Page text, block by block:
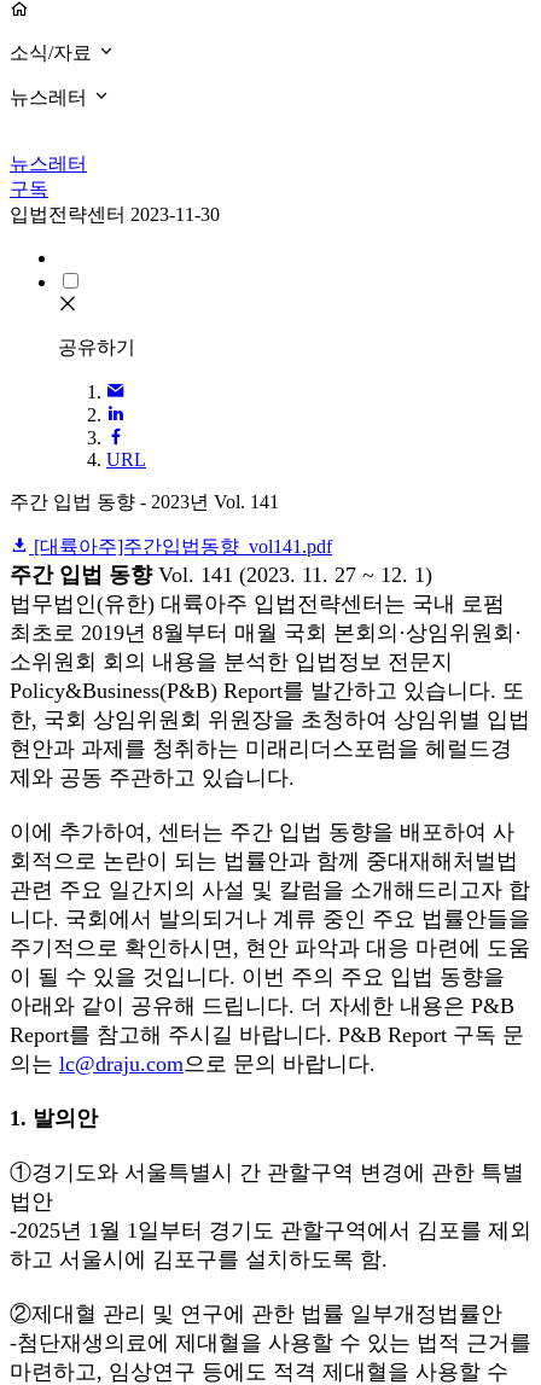
소식/자료
뉴스레터
뉴스레터
구독
입법전략센터 2023-11-30
공유하기
URL
주간 입법 동향 - 2023년 Vol. 141
[대륙아주]주간입법동향_vol141.pdf
주간 입법 동향Vol. 141 (2023. 11. 27 ~ 12. 1)
법무법인(유한) 대륙아주 입법전략센터는 국내 로펌
최초로 2019년 8월부터 매월 국회 본회의·상임위원회·
소위원회 회의 내용을 분석한 입법정보 전문지
Policy&Business(P&B) Report를 발간하고 있습니다. 또
한, 국회 상임위원회 위원장을 초청하여 상임위별 입법
현안과 과제를 청취하는 미래리더스포럼을 헤럴드경
제와 공동 주관하고 있습니다.
이에 추가하여, 센터는 주간 입법 동향을 배포하여 사
회적으로 논란이 되는 법률안과 함께 중대재해처벌법
관련 주요 일간지의 사설 및 칼럼을 소개해드리고자 합
니다. 국회에서 발의되거나 계류 중인 주요 법률안들을
주기적으로 확인하시면, 현안 파악과 대응 마련에 도움
이 될 수 있을 것입니다. 이번 주의 주요 입법 동향을
아래와 같이 공유해 드립니다. 더 자세한 내용은 P&B
Report를 참고해 주시길 바랍니다. P&B Report 구독 문
의는 lc@draju.com 으로 문의 바랍니다.
1. 발의안
①경기도와 서울특별시 간 관할구역 변경에 관한 특별
법안
-2025년 1월 1일부터 경기도 관할구역에서 김포를 제외
하고 서울시에 김포구를 설치하도록 함.
②제대혈 관리 및 연구에 관한 법률 일부개정법률안
-첨단재생의료에 제대혈을 사용할 수 있는 법적 근거를
마련하고, 임상연구 등에도 적격 제대혈을 사용할 수